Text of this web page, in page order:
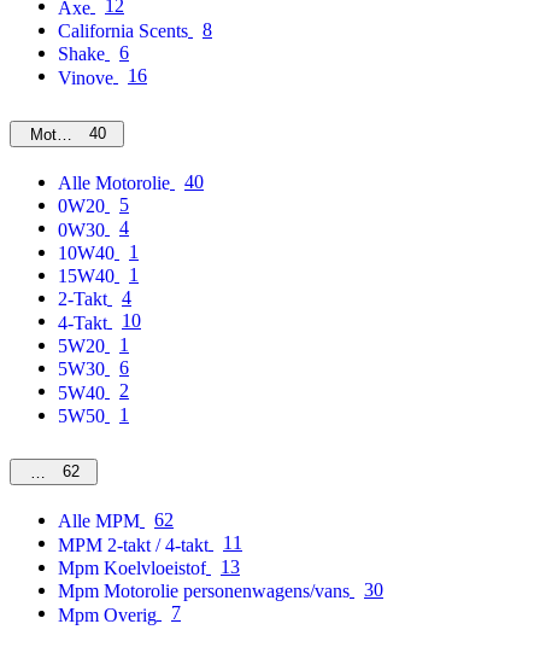
Axe
12
California Scents
8
Shake
6
Vinove
16
Motorolie40
Alle Motorolie
40
0W20
5
0W30
4
10W40
1
15W40
1
2-Takt
4
4-Takt
10
5W20
1
5W30
6
5W40
2
5W50
1
MPM62
Alle MPM
62
MPM 2-takt / 4-takt
11
Mpm Koelvloeistof
13
Mpm Motorolie personenwagens/vans
30
Mpm Overig
7